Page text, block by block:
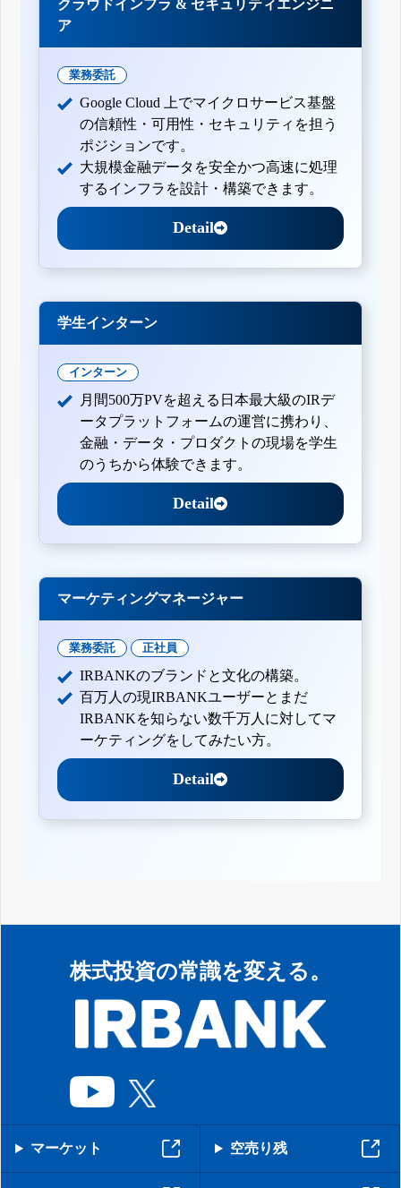
クラウドインフラ & セキュリティエンジニ
ア
業務委託
Google Cloud 上でマイクロサービス基盤
の信頼性・可用性・セキュリティを担う
ポジションです。
大規模金融データを安全かつ高速に処理
するインフラを設計・構築できます。
Detail
学生インターン
インターン
月間500万PVを超える日本最大級のIRデ
ータプラットフォームの運営に携わり、
金融・データ・プロダクトの現場を学生
のうちから体験できます。
Detail
マーケティングマネージャー
業務委託 正社員
IRBANKのブランドと文化の構築。
百万人の現IRBANKユーザーとまだ
IRBANKを知らない数千万人に対してマ
ーケティングをしてみたい方。
Detail
株式投資の常識を変える。
マーケット 空売り残